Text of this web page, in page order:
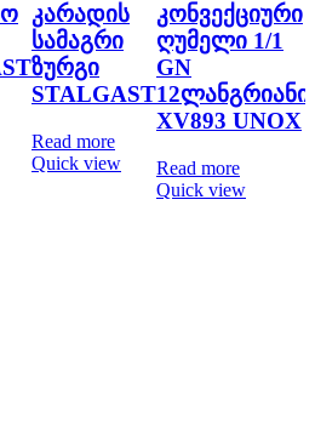
კარადის
სამაგრი
ზურგი
STALGAST
Read more
Quick view
კონვექციური
ღუმელი 1/1
GN
12ლანგრიანი
XV893 UNOX
Read more
Quick view